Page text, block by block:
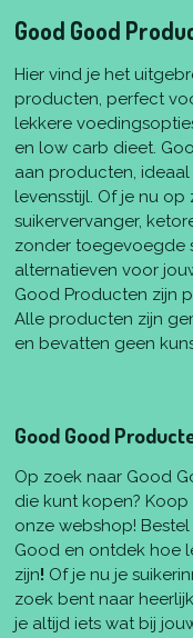
Good Good
Hier vind je het
producten, perfect
lekkere
en low carb dieet.
aan producten,
levensstijl. Of je nu
suikervervanger,
zonder toegevoegde
alternatieven voor
Good Producten zijn
Alle producten zijn
en bevatten geen
Good Good
Op zoek naar Good
die kunt kopen?
onze webshop!
Good en ontdek hoe
zijn! Of je nu je
zoek bent naar
je altijd iets wat bij